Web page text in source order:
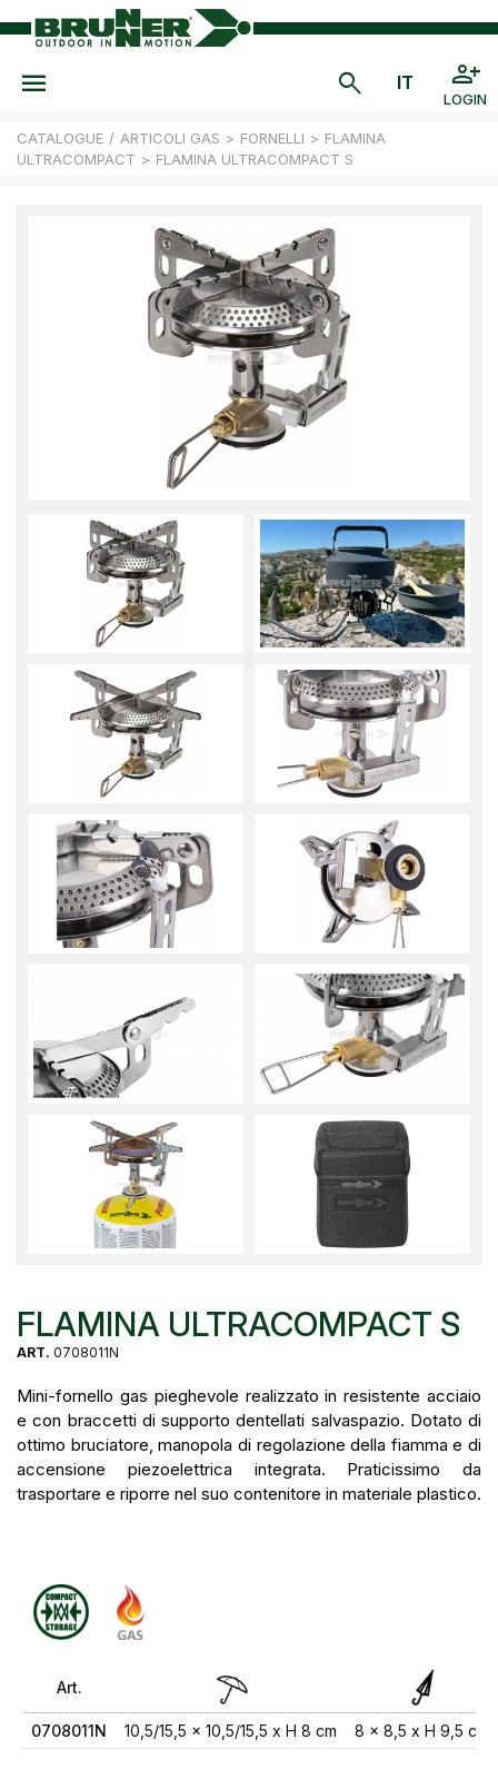
LOGIN
CATALOGUE / ARTICOLI GAS > FORNELLI > FLAMINA
ULTRACOMPACT > FLAMINA ULTRACOMPACT S
FLAMINA ULTRACOMPACT S
ART. 0708011N
Mini-fornello gas pieghevole realizzato in resistente acciaio
e con braccetti di supporto dentellati salvaspazio. Dotato di
ottimo bruciatore, manopola di regolazione della fiamma e di
accensione piezoelettrica integrata. Praticissimo da
trasportare e riporre nel suo contenitore in materiale plastico.
Art.
0708011N 10,5/15,5 x 10,5/15,5 x H 8 cm 8 x 8,5 x H 9,5 cm